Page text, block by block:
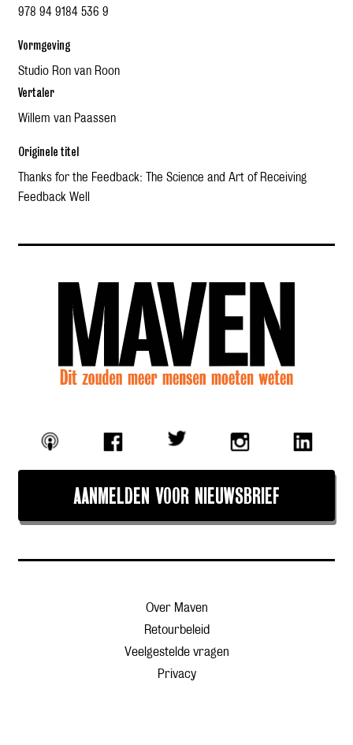
978 94 9184 536 9
Vormgeving
Studio Ron van Roon
Vertaler
Willem van Paassen
Originele titel
Thanks for the Feedback: The Science and Art of Receiving
Feedback Well
AANMELDEN VOOR NIEUWSBRIEF
Over Maven
Retourbeleid
Veelgestelde vragen
Privacy